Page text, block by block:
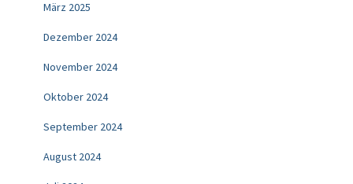
März 2025
Dezember 2024
November 2024
Oktober 2024
September 2024
August 2024